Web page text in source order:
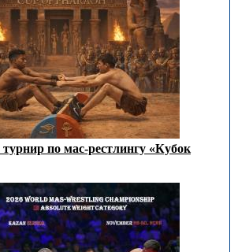
по мас-рестлингу «Кубок